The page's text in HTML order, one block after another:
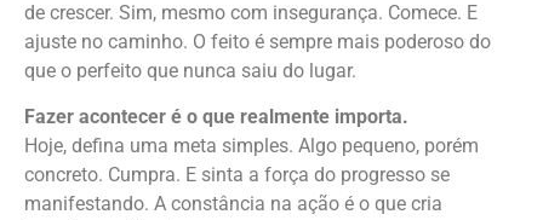
de crescer. Sim, mesmo com insegurança. Comece. E
ajuste no caminho. O feito é sempre mais poderoso do
que o perfeito que nunca saiu do lugar.
Fazer acontecer é o que realmente importa.
Hoje, defina uma meta simples. Algo pequeno, porém
concreto. Cumpra. E sinta a força do progresso se
manifestando. A constância na ação é o que cria